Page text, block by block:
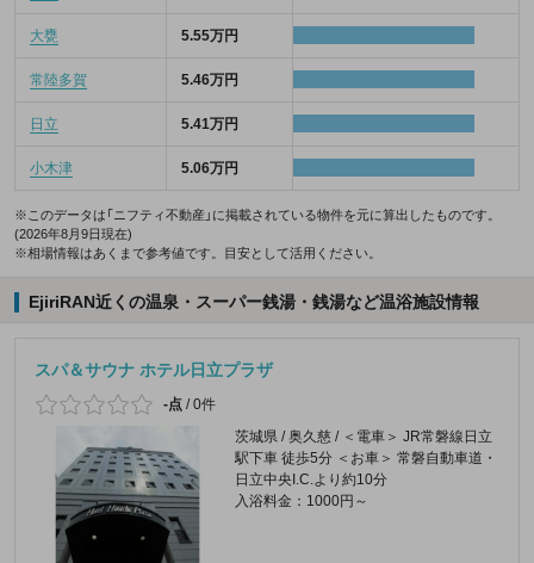
大甕 5.55万円
常陸多賀 5.46万円
日立 5.41万円
小木津 5.06万円
※このデータは「ニフティ不動産」に掲載されている物件を元に算出したものです。
(2026年8月9日現在)
※相場情報はあくまで参考値です。目安として活用ください。
EjiriRAN近くの温泉・スーパー銭湯・銭湯など温浴施設情報
スパ＆サウナ ホテル日立プラザ
-点 /0件
茨城県 / 奥久慈 / ＜電車＞ JR常磐線日立
駅下車 徒歩5分 ＜お車＞ 常磐自動車道・
日立中央I.C.より約10分
入浴料金：1000円～